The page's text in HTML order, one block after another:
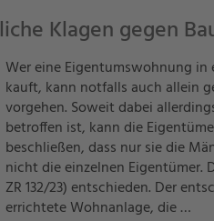
Klagen gegen
Wer eine Eigentumswohnung
kauft, kann notfalls auch allein
vorgehen. Soweit dabei
betroffen ist, kann die
beschließen, dass nur sie die
nicht die einzelnen Eigentümer.
ZR 132/23) entschieden. Der
errichtete Wohnanlage, die …